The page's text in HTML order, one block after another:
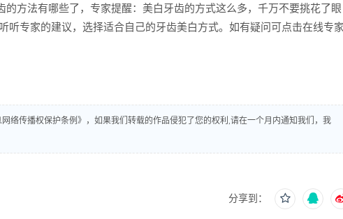
方法有哪些了，专家提醒：美白牙齿的方式这么多，千万不要挑花了眼
听专家的建议，选择适合自己的牙齿美白方式。如有疑问可点击在线专家
络传播权保护条例》，如果我们转载的作品侵犯了您的权利,请在一个月内通知我们，我
分享到：